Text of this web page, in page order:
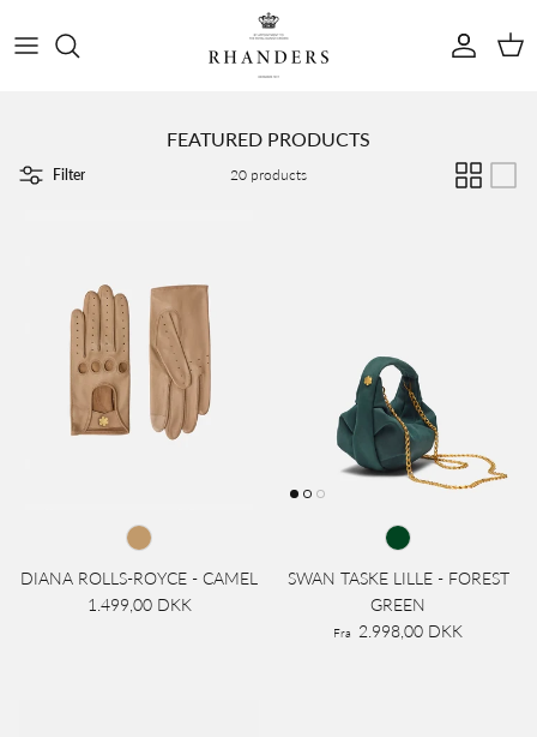
KontoKurv
FEATURED PRODUCTS
Filter 20 products
DIANA ROLLS-ROYCE - CAMEL
1.499,00 DKK
SWAN TASKE LILLE - FOREST
GREEN
Fra 2.998,00 DKK